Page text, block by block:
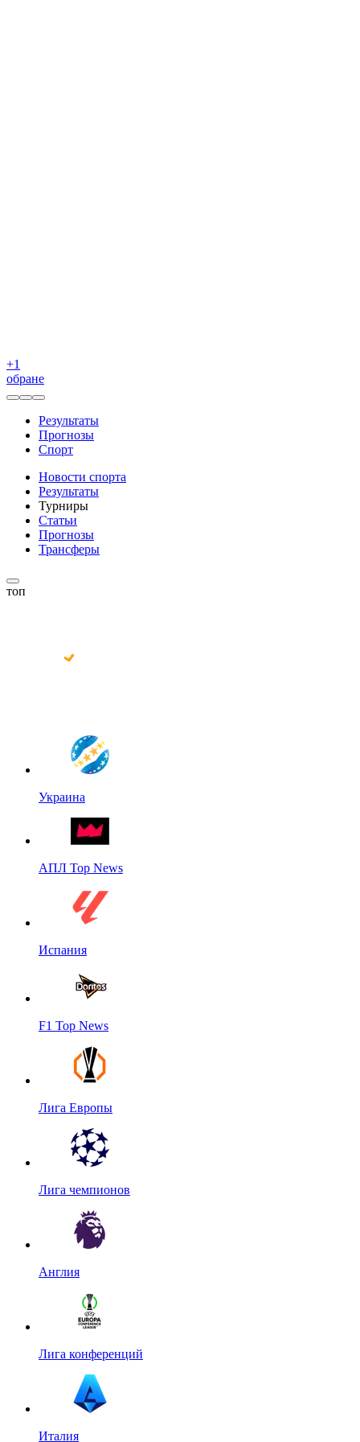
+1
обране
Результаты
Прогнозы
Спорт
Новости спорта
Результаты
Турниры
Статьи
Прогнозы
Трансферы
топ
Украина
АПЛ Top News
Испания
F1 Top News
Лига Европы
Лига чемпионов
Англия
Лига конференций
Италия